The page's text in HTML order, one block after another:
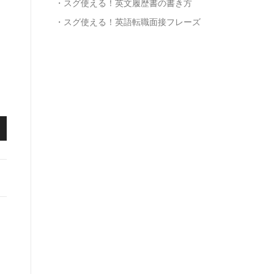
・スグ使える！英文履歴書の書き方
・スグ使える！英語転職面接フレーズ